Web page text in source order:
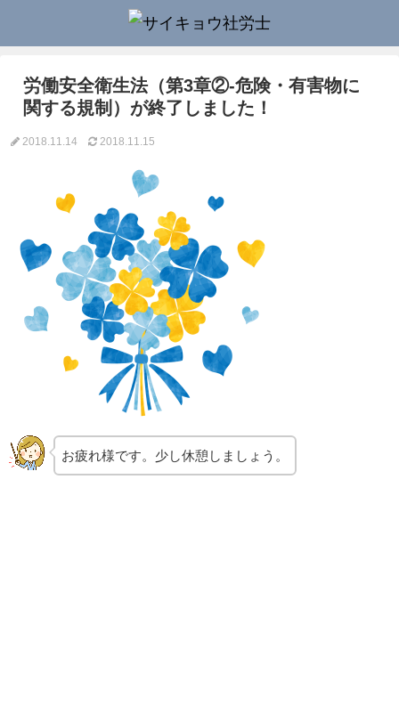
労働安全衛生法（第3章②-危険・有害物に
関する規制）が終了しました！
2018.11.14 2018.11.15
お疲れ様です。少し休憩しましょう。